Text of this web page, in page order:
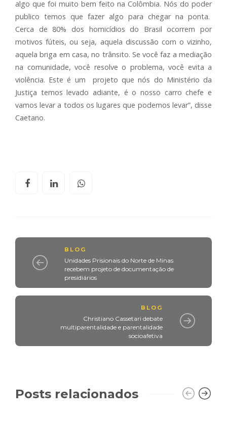
algo que foi muito bem feito na Colômbia. Nós do poder
publico temos que fazer algo para chegar na ponta.
Cerca de 80% dos homicídios do Brasil ocorrem por
motivos fúteis, ou seja, aquela discussão com o vizinho,
aquela briga em casa, no trânsito. Se você faz a mediação
na comunidade, você resolve o problema, você evita a
violência. Este é um projeto que nós do Ministério da
Justiça temos levado adiante, é o nosso carro chefe e
vamos levar a todos os lugares que podemos levar”, disse
Caetano.
BLOG
Unidades Prisionais do Norte de Minas
recebem projeto de documentação de
presidiários
BLOG
Christiano Cassetari debate
multiparentalidade e parentalidade
socioafetiva
Posts relacionados